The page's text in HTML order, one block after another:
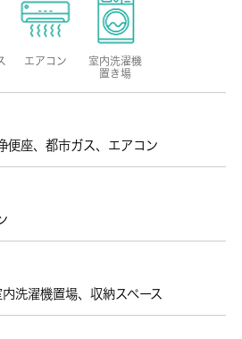
エアコン
室内洗濯機
置き場
便座、 都市ガス、 エアコン
内洗濯機置場、 収納スペース